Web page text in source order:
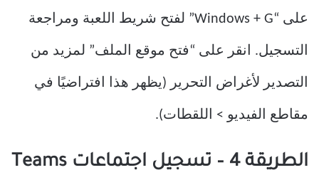
على “Windows + G” لفتح شريط اللعبة ومراجعة
التسجيل. انقر على “فتح موقع الملف” لمزيد من
التصدير لأغراض التحرير (يظهر هذا افتراضيًا في
مقاطع الفيديو > اللقطات).
الطريقة 4 – تسجيل اجتماعات Teams